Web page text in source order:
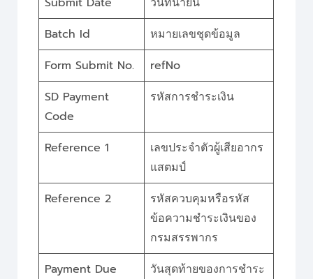
Batch Id
หมายเลขชุดข้อมูล
Form Submit No.
refNo
SD Payment
Code
รหัสการชำระเงิน
Reference 1
เลขประจำตัวผู้เสียอากร
แสตมป์
Reference 2
รหัสควบคุมหรือรหัส
ข้อความชำระเงินของ
กรมสรรพากร
Payment Due
วันสุดท้ายของการชำระ